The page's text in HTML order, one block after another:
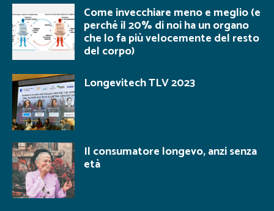
Come invecchiare meno e meglio (e
perché il 20% di noi ha un organo
che lo fa più velocemente del resto
del corpo)
Longevitech TLV 2023
Il consumatore longevo, anzi senza
età